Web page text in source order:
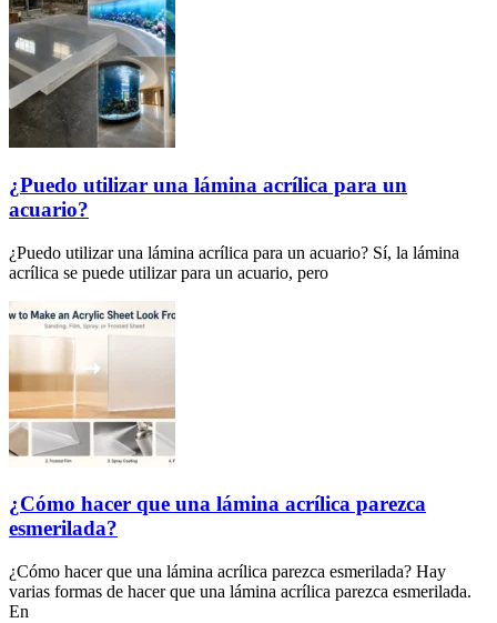
¿Puedo utilizar una lámina acrílica para un
acuario?
¿Puedo utilizar una lámina acrílica para un acuario? Sí, la lámina
acrílica se puede utilizar para un acuario, pero
¿Cómo hacer que una lámina acrílica parezca
esmerilada?
¿Cómo hacer que una lámina acrílica parezca esmerilada? Hay
varias formas de hacer que una lámina acrílica parezca esmerilada.
En